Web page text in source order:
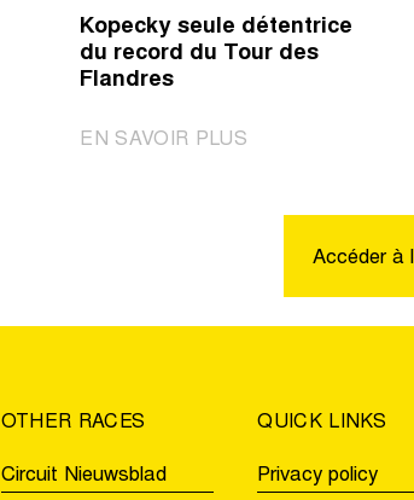
Kopecky seule détentrice
du record du Tour des
Flandres
EN SAVOIR PLUS|
Flandres
Accéder à
OTHER RACES
Circuit Nieuwsblad
QUICK LINKS
Privacy policy